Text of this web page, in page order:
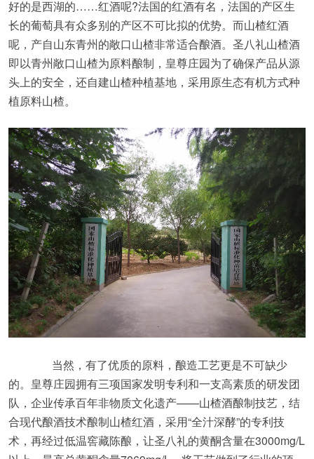
好的是西湖的……红酒呢?法国的红酒有名，法国的产区生
长的葡萄具有众多别的产区不可比拟的优势。而山楂红酒
呢，产自山东青州的敞口山楂非常适合酿酒。圣八礼山楂酒
即以青州敞口山楂为原料酿制，皇尊庄园为了确保产品从源
头上的安全，还自建山楂种植基地，采用原生态有机方式种
植原料山楂。
当然，有了优质的原料，酿造工艺更是不可缺少
的。皇尊庄园拥有三项国家发明专利和一支高素质的研发团
队，企业传承百年非物质文化遗产——山楂酒酿制技艺，结
合现代酿酒技术酿制山楂红酒，采用“全汁深酵”的专利技
术，再经过低温窖藏陈酿，让圣八礼的黄酮含量在3000mg/L